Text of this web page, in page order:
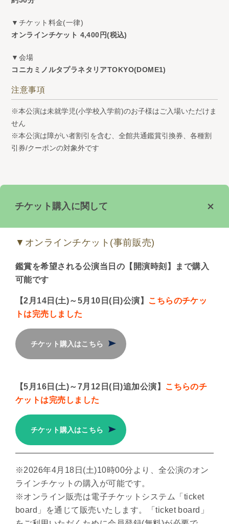
▼チケット料金(一律)
オンラインチケット 4,400円(税込)
▼会場
コニカミノルタプラネタリアTOKYO(DOME1)
注意事項
※本公演は未就学児(小学校入学前)のお子様はご入場いただけま
せん
※本公演は障がい者割引を含む、全館共通鑑賞引換券、各種割
引券/クーポンの対象外です
チケット購入に関して
▼オンラインチケット(事前販売)
鑑賞を希望される公演当日の【開演時刻】まで購入
可能です
【2月14日(土)～5月10日(日)公演】 こちらのチケッ
トは完売しました
チケット購入はこちら
【5月16日(土)～7月12日(日)追加公演】 こちらのチ
ケットは完売しました
チケット購入はこちら
※2026年4月18日(土)10時00分より、全公演のオン
ラインチケットの購入が可能です。
※オンライン販売は電子チケットシステム「ticket
board」を通じて販売いたします。「ticket board」